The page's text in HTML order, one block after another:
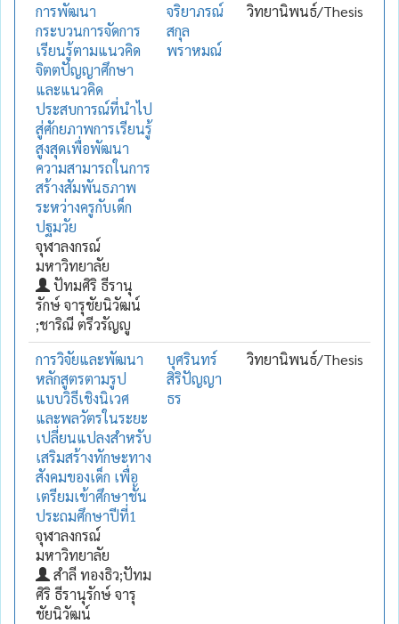
การพัฒนา
กระบวนการจัดการ
เรียนรู้ตามแนวคิด
จิตตปัญญาศึกษา
และแนวคิด
ประสบการณ์ที่นำไป
สู่ศักยภาพการเรียนรู้
สูงสุดเพื่อพัฒนา
ความสามารถในการ
สร้างสัมพันธภาพ
ระหว่างครูกับเด็ก
ปฐมวัย
จุฬาลงกรณ์
มหาวิทยาลัย
ปัทมศิริ ธีรานุ
รักษ์ จารุชัยนิวัฒน์
;ชาริณี ตรีวรัญญู
จริยาภรณ์
สกุล
พราหมณ์
วิทยานิพนธ์/Thesis
การวิจัยและพัฒนา
หลักสูตรตามรูป
แบบวิธีเชิงนิเวศ
และพลวัตรในระยะ
เปลี่ยนแปลงสำหรับ
เสริมสร้างทักษะทาง
สังคมของเด็ก เพื่อ
เตรียมเข้าศึกษาชั้น
ประถมศึกษาปีที่1
จุฬาลงกรณ์
มหาวิทยาลัย
สำลี ทองธิว;ปัทม
ศิริ ธีรานุรักษ์ จารุ
ชัยนิวัฒน์
บุศรินทร์
สิริปัญญา
ธร
วิทยานิพนธ์/Thesis